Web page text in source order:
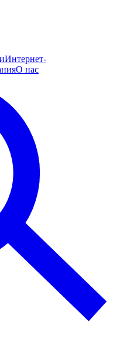
Интернет-
О нас